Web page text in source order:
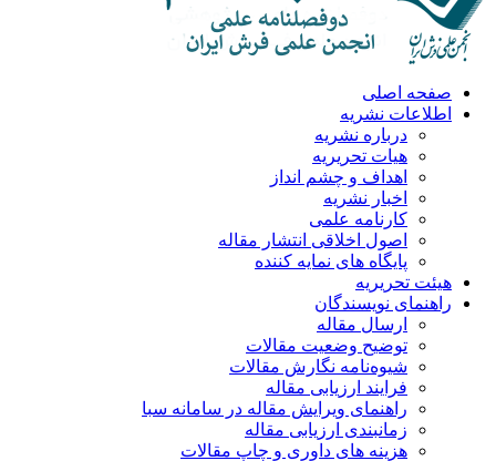
صفحه اصلی
اطلاعات نشریه
درباره نشریه
هیات تحریریه
اهداف و چشم انداز
اخبار نشریه
کارنامه علمی
اصول اخلاقی انتشار مقاله
پایگاه های نمایه کننده
هیئت تحریریه
راهنمای نویسندگان
ارسال مقاله
توضیح وضعیت مقالات
شیوه‌نامه نگارش مقالات
فرایند ارزیابی مقاله
راهنمای ویرایش مقاله در سامانه سبا
زمانبندی ارزیابی مقاله
هزینه های داوری و چاپ مقالات